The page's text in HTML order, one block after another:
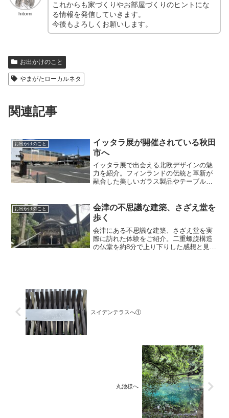
hitomi
これからも家づくりやお部屋づくりのヒントにな
る情報を発信していきます。
今後もよろしくお願いします。
お出かけのこと
やまがたローカルネタ
関連記事
お出かけのこと
イッタラ展が開催されている秋田
市へ
イッタラ展で出会える北欧デザインの魅
力を紹介。フィンランドの伝統と革新が
融合した美しいガラス製品やテーブルウ
お出かけのこと
会津の不思議な建築、さざえ堂を
歩く
会津にある不思議な建築、さざえ堂を実
際に訪れた体験をご紹介。二重螺旋構造
の仏堂を約8分で上り下りした感想と見ど
スイデンテラスへ①
丸池様へ